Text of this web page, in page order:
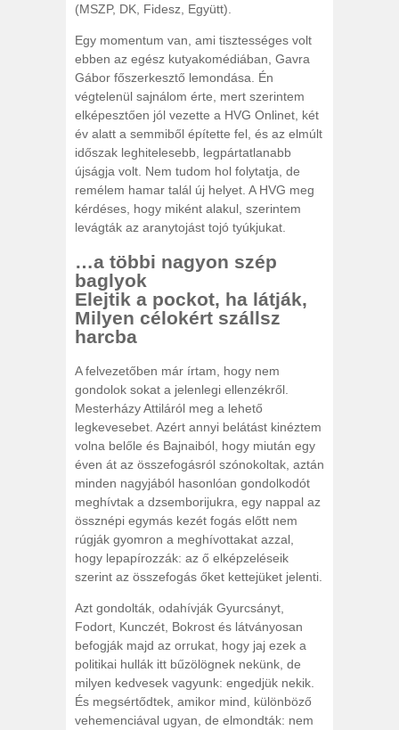
(MSZP, DK, Fidesz, Együtt).
Egy momentum van, ami tisztességes volt
ebben az egész kutyakomédiában, Gavra
Gábor főszerkesztő lemondása. Én
végtelenül sajnálom érte, mert szerintem
elképesztően jól vezette a HVG Onlinet, két
év alatt a semmiből építette fel, és az elmúlt
időszak leghitelesebb, legpártatlanabb
újságja volt. Nem tudom hol folytatja, de
remélem hamar talál új helyet. A HVG meg
kérdéses, hogy miként alakul, szerintem
levágták az aranytojást tojó tyúkjukat.
…a többi nagyon szép
baglyok
Elejtik a pockot, ha látják,
Milyen célokért szállsz
harcba
A felvezetőben már írtam, hogy nem
gondolok sokat a jelenlegi ellenzékről.
Mesterházy Attiláról meg a lehető
legkevesebet. Azért annyi belátást kinéztem
volna belőle és Bajnaiból, hogy miután egy
éven át az összefogásról szónokoltak, aztán
minden nagyjából hasonlóan gondolkodót
meghívtak a dzsemborijukra, egy nappal az
össznépi egymás kezét fogás előtt nem
rúgják gyomron a meghívottakat azzal,
hogy lepapírozzák: az ő elképzeléseik
szerint az összefogás őket kettejüket jelenti.
Azt gondolták, odahívják Gyurcsányt,
Fodort, Kunczét, Bokrost és látványosan
befogják majd az orrukat, hogy jaj ezek a
politikai hullák itt bűzölögnek nekünk, de
milyen kedvesek vagyunk: engedjük nekik.
És megsértődtek, amikor mind, különböző
vehemenciával ugyan, de elmondták: nem